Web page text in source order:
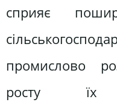
сприяє
промислово
росту їх